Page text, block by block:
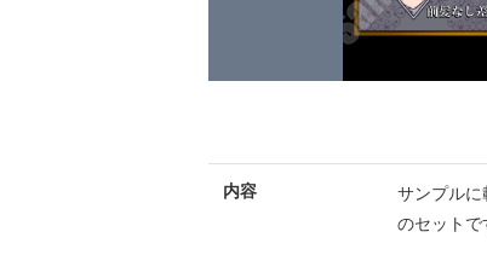
内容
サンプル
のセットで